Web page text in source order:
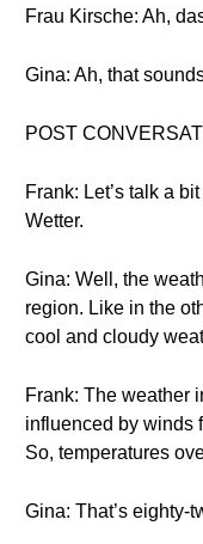
Frau Kirsche: Ah,
Gina: Ah, that
POST
Frank: Let’s talk a
Wetter.
Gina: Well, the
region. Like in the
cool and cloudy
Frank: The weather
influenced by winds
So, temperatures
Gina: That’s eighty-